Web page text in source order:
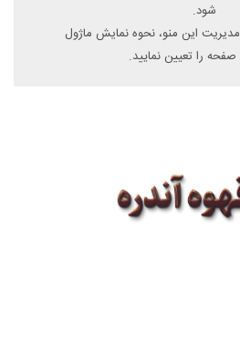
شود.
این منو، نحوه نمایش ماژول
را تعیین نمایید.